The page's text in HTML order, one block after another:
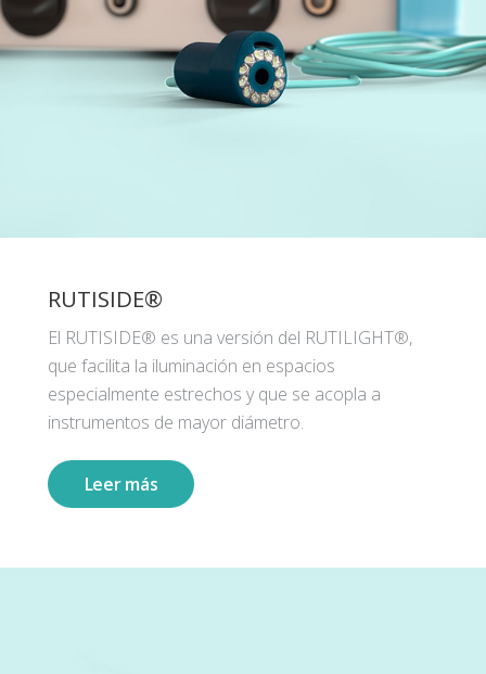
RUTISIDE®
El RUTISIDE® es una versión del RUTILIGHT®,
que facilita la iluminación en espacios
especialmente estrechos y que se acopla a
instrumentos de mayor diámetro.
Leer más